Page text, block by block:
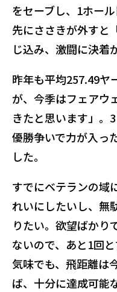
をセーブし、1ホー
先にささきが外すと
じ込み、激闘に決着
昨年も平均257.49ヤ
が、今季はフェアウ
きたと思います」。
優勝争いで力が入っ
した。
すでにベテランの域
れいにしたいし、無
りたい。欲望ばかり
ないので、あと1回
気味でも、飛距離は
ば、十分に達成可能